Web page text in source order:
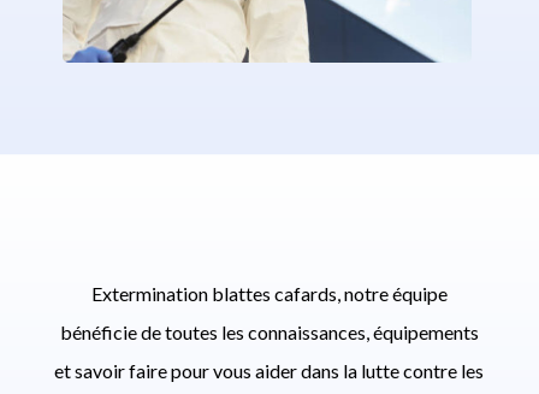
Extermination blattes cafards, notre équipe
bénéficie de toutes les connaissances, équipements
et savoir faire pour vous aider dans la lutte contre les